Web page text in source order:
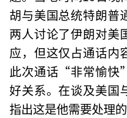
胡与美国总统特朗普
两人讨论了伊朗对美
应，但这仅占通话内
此次通话“非常愉快
好关系。在谈及美国
指出这是他需要处理的